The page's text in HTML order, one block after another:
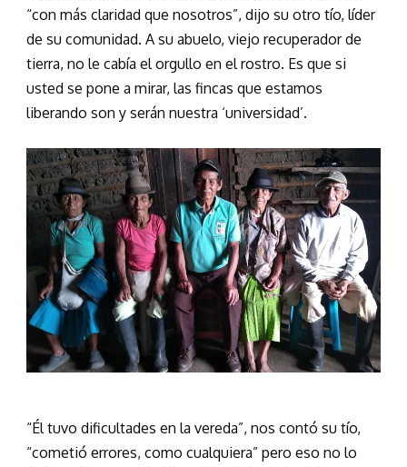
“con más claridad que nosotros”, dijo su otro tío, líder
de su comunidad. A su abuelo, viejo recuperador de
tierra, no le cabía el orgullo en el rostro. Es que si
usted se pone a mirar, las fincas que estamos
liberando son y serán nuestra ‘universidad’.
“Él tuvo dificultades en la vereda”, nos contó su tío,
“cometió errores, como cualquiera” pero eso no lo